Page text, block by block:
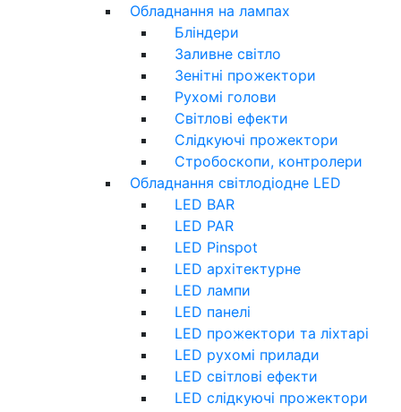
Обладнання на лампах
Бліндери
Заливне світло
Зенітні прожектори
Рухомі голови
Світлові ефекти
Слідкуючі прожектори
Стробоскопи, контролери
Обладнання світлодіодне LED
LED BAR
LED PAR
LED Pinspot
LED архітектурне
LED лампи
LED панелі
LED прожектори та ліхтарі
LED рухомі прилади
LED світлові ефекти
LED слідкуючі прожектори